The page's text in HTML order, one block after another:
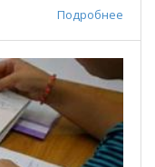
Подробнее